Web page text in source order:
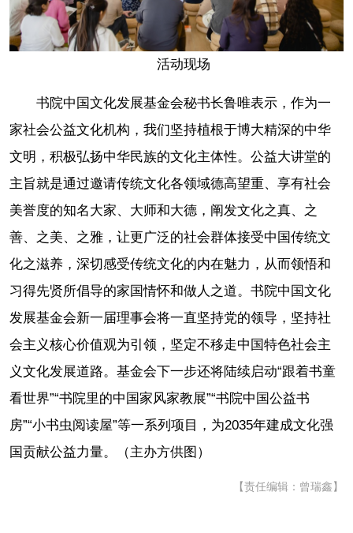
活动现场
书院中国文化发展基金会秘书长鲁唯表示，作为一
家社会公益文化机构，我们坚持植根于博大精深的中华
文明，积极弘扬中华民族的文化主体性。公益大讲堂的
主旨就是通过邀请传统文化各领域德高望重、享有社会
美誉度的知名大家、大师和大德，阐发文化之真、之
善、之美、之雅，让更广泛的社会群体接受中国传统文
化之滋养，深切感受传统文化的内在魅力，从而领悟和
习得先贤所倡导的家国情怀和做人之道。书院中国文化
发展基金会新一届理事会将一直坚持党的领导，坚持社
会主义核心价值观为引领，坚定不移走中国特色社会主
义文化发展道路。基金会下一步还将陆续启动“跟着书童
看世界”“书院里的中国家风家教展”“书院中国公益书
房”“小书虫阅读屋”等一系列项目，为2035年建成文化强
国贡献公益力量。（主办方供图）
【责任编辑：曾瑞鑫】